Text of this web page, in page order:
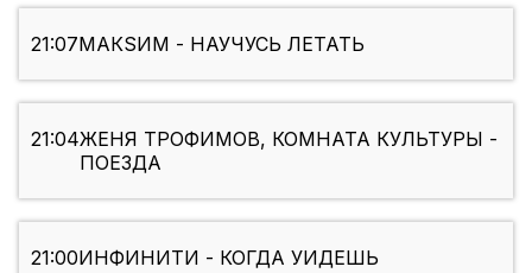
21:07МАКSИМ - НАУЧУСЬ ЛЕТАТЬ
21:04ЖЕНЯ ТРОФИМОВ, КОМНАТА КУЛЬТУРЫ -
ПОЕЗДА
21:00ИНФИНИТИ - КОГДА УИДЕШЬ